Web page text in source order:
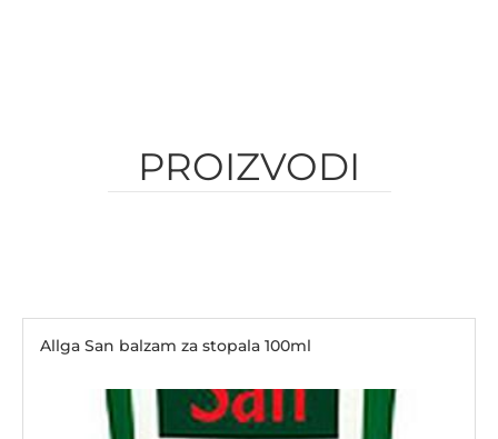
PROIZVODI
Allga San balzam za stopala 100ml